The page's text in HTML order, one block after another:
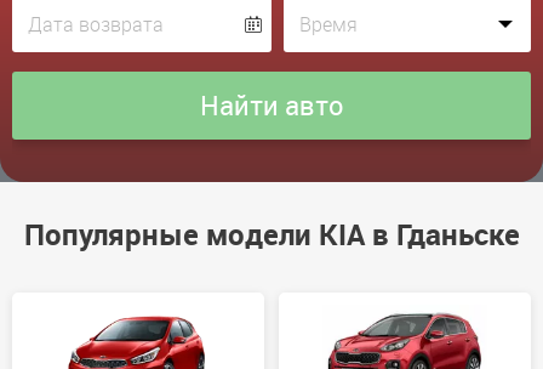
Популярные модели KIA в Гданьске